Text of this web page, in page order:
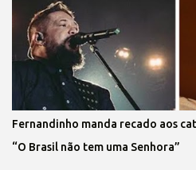
Fernandinho manda recado aos
“O Brasil não tem uma Senhora”